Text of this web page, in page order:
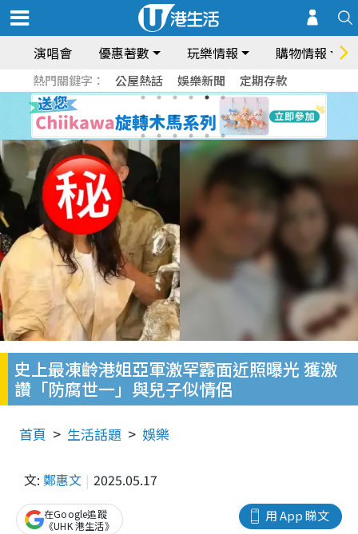
演唱會 優惠著數 玩樂情報 購物情報
熱門關鍵字： 公屋熱話 娛樂新聞 定期存款
史上最凍齡港姐亞軍激罕露面近照曝光 獲激
讚「防腐世一」與兒子似情侶
首頁 生活話題 娛樂
文: 鄭惠文 2025.05.17
用 App 睇文
在Google追蹤
《UHK 港生活》